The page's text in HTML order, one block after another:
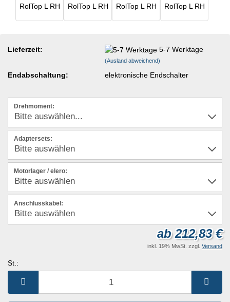
Lieferzeit: 5-7 Werktage
(Ausland abweichend)
Endabschaltung: elektronische Endschalter
Drehmoment:
Adaptersets:
Motorlager / elero:
Anschlusskabel:
ab 212,83 €
inkl. 19% MwSt. zzgl. Versand
St.: